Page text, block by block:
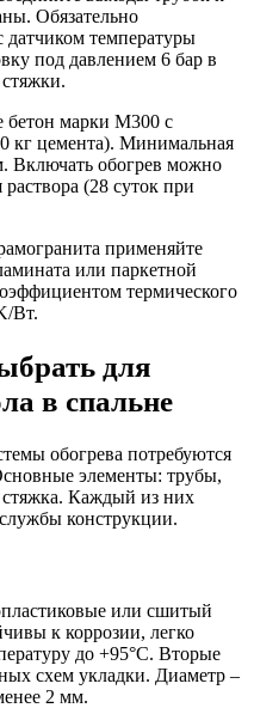
Обязательно
датчиком температуры
под давлением 6 бар в
бетон марки М300 с
кг цемента). Минимальная
Включать обогрев можно
(28 суток при
применяйте
или паркетной
термического
Вт.
для
в спальне
обогрева потребуются
элементы: трубы,
стяжка. Каждый из них
конструкции.
или сшитый
к коррозии, легко
до +95°C. Вторые
схем укладки. Диаметр –
2 мм.